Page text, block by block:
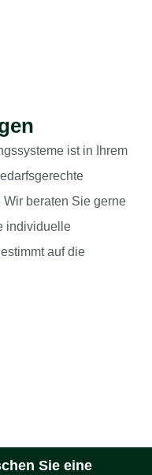
ist in Ihrem
beraten Sie gerne
individuelle
auf die
Sie eine